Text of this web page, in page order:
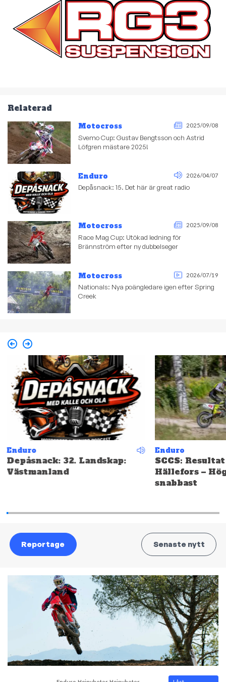
Relaterad
Motocross 2025/09/08
Svemo Cup: Gustav Bengtsson och Astrid
Löfgren mästare 2025!
Enduro 2026/04/07
Depåsnack: 15. Det här är great radio
Motocross 2025/09/08
Race Mag Cup: Utökad ledning för
Brännström efter ny dubbelseger
Motocross 2026/07/19
Nationals: Nya poängledare igen efter Spring
Creek
Enduro
Depåsnack: 32. Landskap:
Västmanland
Enduro
SCCS:
Hällefors –
snabbast
Reportage Senaste nytt